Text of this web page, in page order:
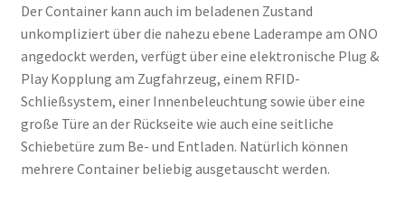
Der Container kann auch im beladenen Zustand
unkompliziert über die nahezu ebene Laderampe am ONO
angedockt werden, verfügt über eine elektronische Plug &
Play Kopplung am Zugfahrzeug, einem RFID-
Schließsystem, einer Innenbeleuchtung sowie über eine
große Türe an der Rückseite wie auch eine seitliche
Schiebetüre zum Be- und Entladen. Natürlich können
mehrere Container beliebig ausgetauscht werden.